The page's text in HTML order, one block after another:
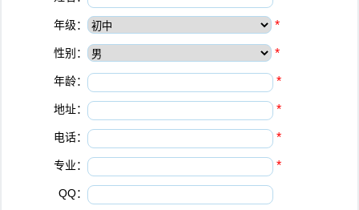
年级： *
性别： *
年龄： *
地址： *
电话： *
专业： *
QQ：